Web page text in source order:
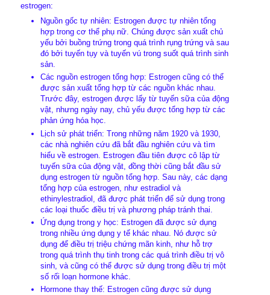
estrogen:
Nguồn gốc tự nhiên: Estrogen được tự nhiên tổng
hợp trong cơ thể phụ nữ. Chúng được sản xuất chủ
yếu bởi buồng trứng trong quá trình rụng trứng và sau
đó bởi tuyến tụy và tuyến vú trong suốt quá trình sinh
sản.
Các nguồn estrogen tổng hợp: Estrogen cũng có thể
được sản xuất tổng hợp từ các nguồn khác nhau.
Trước đây, estrogen được lấy từ tuyến sữa của động
vật, nhưng ngày nay, chủ yếu được tổng hợp từ các
phản ứng hóa học.
Lịch sử phát triển: Trong những năm 1920 và 1930,
các nhà nghiên cứu đã bắt đầu nghiên cứu và tìm
hiểu về estrogen. Estrogen đầu tiên được cô lập từ
tuyến sữa của động vật, đồng thời cũng bắt đầu sử
dụng estrogen từ nguồn tổng hợp. Sau này, các dạng
tổng hợp của estrogen, như estradiol và
ethinylestradiol, đã được phát triển để sử dụng trong
các loại thuốc điều trị và phương pháp tránh thai.
Ứng dụng trong y học: Estrogen đã được sử dụng
trong nhiều ứng dụng y tế khác nhau. Nó được sử
dụng để điều trị triệu chứng mãn kinh, như hỗ trợ
trong quá trình thụ tinh trong các quá trình điều trị vô
sinh, và cũng có thể được sử dụng trong điều trị một
số rối loạn hormone khác.
Hormone thay thế: Estrogen cũng được sử dụng